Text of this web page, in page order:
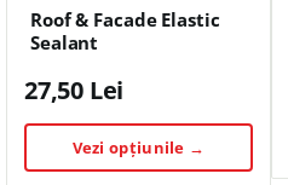
Roof & Facade Elastic
Sealant
27,50 Lei
Vezi opțiunile →